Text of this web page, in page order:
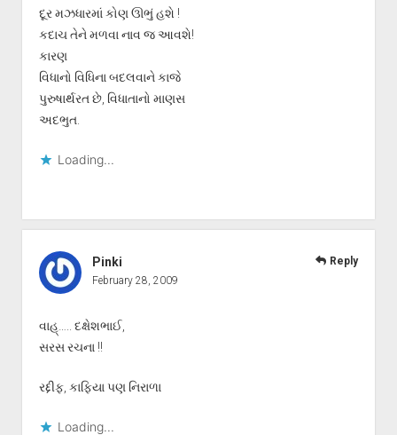
દૂર મઝધારમાં કોણ ઊભું હશે !
કદાચ તેને મળવા નાવ જ આવશે!
કારણ
વિધાનો વિધિના બદલવાને કાજે
પુરુષાર્થરત છે, વિધાતાનો માણસ
અદભુત.
Loading...
Pinki
February 28, 2009
વાહ્….. દક્ષેશભાઈ,
સરસ રચના !!
રદ્દીફ, કાફિયા પણ નિરાળા
Loading...
Reply